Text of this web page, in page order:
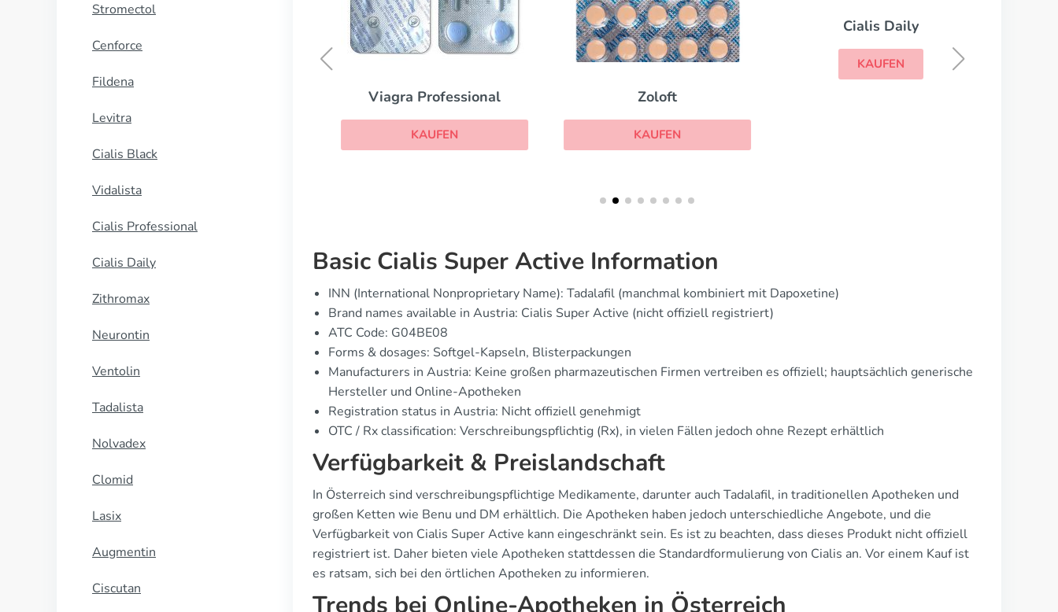
Stromectol
Cenforce
Fildena
Levitra
Cialis Black
Vidalista
Cialis Professional
Cialis Daily
Zithromax
Neurontin
Ventolin
Tadalista
Nolvadex
Clomid
Lasix
Augmentin
Ciscutan
Viagra Professional
KAUFEN
Zoloft
KAUFEN
Basic Cialis Super Active Information
INN (International Nonproprietary Name): Tadalafil (manchmal kombiniert mit Dapoxetine)
Brand names available in Austria: Cialis Super Active (nicht offiziell registriert)
ATC Code: G04BE08
Forms & dosages: Softgel-Kapseln, Blisterpackungen
Manufacturers in Austria: Keine großen pharmazeutischen Firmen vertreiben es offiziell; hauptsächlich generische
Hersteller und Online-Apotheken
Registration status in Austria: Nicht offiziell genehmigt
OTC / Rx classification: Verschreibungspflichtig (Rx), in vielen Fällen jedoch ohne Rezept erhältlich
Verfügbarkeit & Preislandschaft
In Österreich sind verschreibungspflichtige Medikamente, darunter auch Tadalafil, in traditionellen Apotheken und
großen Ketten wie Benu und DM erhältlich. Die Apotheken haben jedoch unterschiedliche Angebote, und die
Verfügbarkeit von Cialis Super Active kann eingeschränkt sein. Es ist zu beachten, dass dieses Produkt nicht offiziell
registriert ist. Daher bieten viele Apotheken stattdessen die Standardformulierung von Cialis an. Vor einem Kauf ist
es ratsam, sich bei den örtlichen Apotheken zu informieren.
Trends bei Online-Apotheken in Österreich